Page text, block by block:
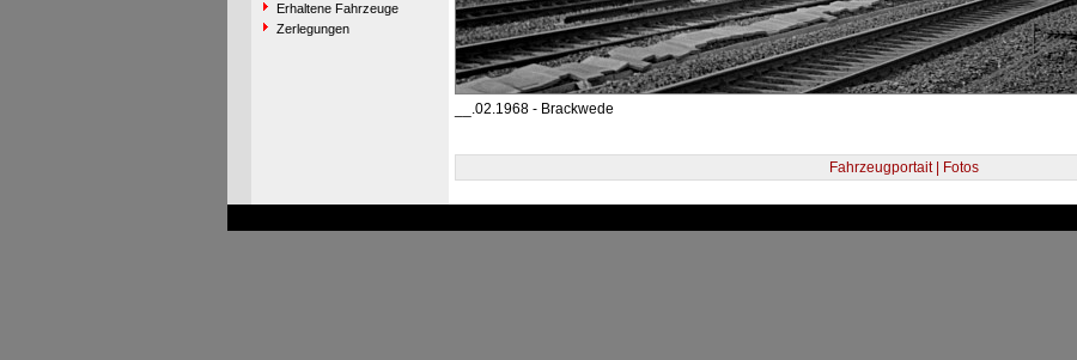
Erhaltene Fahrzeuge
Zerlegungen
__.02.1968 - Brackwede
Fahrzeugportait | Fotos